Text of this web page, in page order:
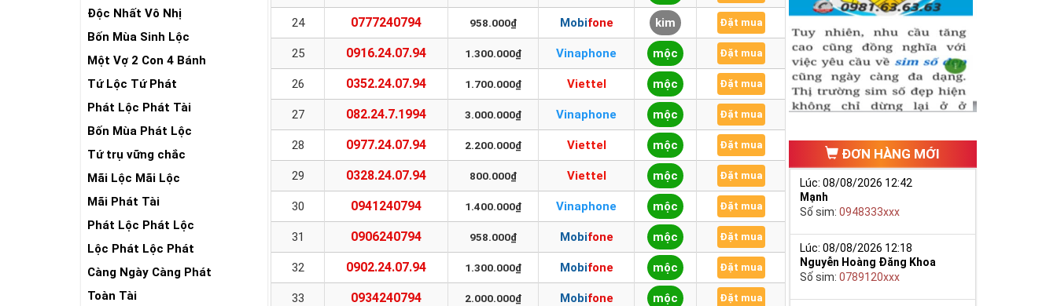
Độc Nhất Vô Nhị
Bốn Mùa Sinh Lộc
Một Vợ 2 Con 4 Bánh
Tứ Lộc Tứ Phát
Phát Lộc Phát Tài
Bốn Mùa Phát Lộc
Tứ trụ vững chắc
Mãi Lộc Mãi Lộc
Mãi Phát Tài
Phát Lộc Phát Lộc
Lộc Phát Lộc Phát
Càng Ngày Càng Phát
Toàn Tài
24 0777240794 958.000₫ Mobifone kim Đặt mua
25 0916.24.07.94 1.300.000₫ Vinaphone mộc Đặt mua
26 0352.24.07.94 1.700.000₫ Viettel mộc Đặt mua
27 082.24.7.1994 3.000.000₫ Vinaphone mộc Đặt mua
28 0977.24.07.94 2.200.000₫ Viettel mộc Đặt mua
29 0328.24.07.94 800.000₫ Viettel mộc Đặt mua
30 0941240794 1.400.000₫ Vinaphone mộc Đặt mua
31 0906240794 958.000₫ Mobifone mộc Đặt mua
32 0902.24.07.94 1.300.000₫ Mobifone mộc Đặt mua
33 0934240794 2.000.000₫ Mobifone mộc Đặt mua
ĐƠN HÀNG MỚI
Lúc: 08/08/2026 12:42
Mạnh
Số sim:0948333xxx
Lúc: 08/08/2026 12:18
Nguyễn Hoàng Đăng Khoa
Số sim:0789120xxx